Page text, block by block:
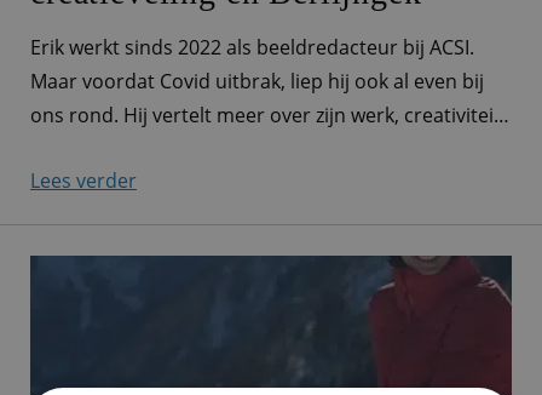
Erik werkt sinds 2022 als beeldredacteur bij ACSI.
Maar voordat Covid uitbrak, liep hij ook al even bij
ons rond. Hij vertelt meer over zijn werk, creativiteit
je handen “Ik werk als beeldredacteur voor ACSI.
gebruiken, waarvoor dan ook,
Lees verder